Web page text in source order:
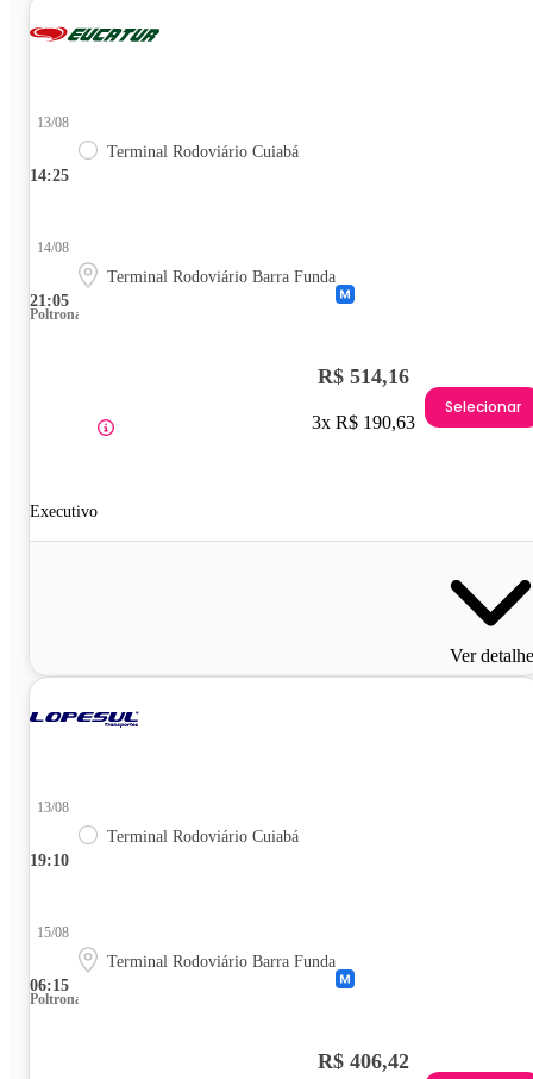
14:25
13/08
Terminal Rodoviário Cuiabá
21:05
14/08
Terminal Rodoviário Barra Funda
Poltrona
Executivo
R$ 514,16
3x R$ 190,63
Selecionar
Ver
19:10
13/08
Terminal Rodoviário Cuiabá
06:15
15/08
Terminal Rodoviário Barra Funda
Poltrona
R$ 406,42